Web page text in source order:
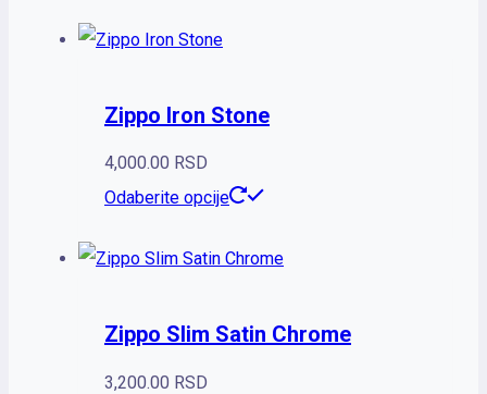
Zippo Iron Stone
4,000.00 RSD
Odaberite opcije
Zippo Slim Satin Chrome
3,200.00 RSD